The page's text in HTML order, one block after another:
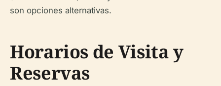
son opciones alternativas.
Horarios de Visita y
Reservas